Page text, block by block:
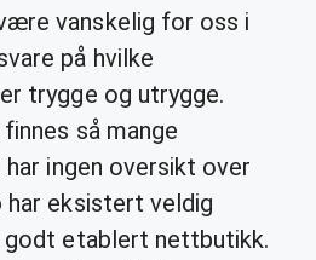
vanskelig for oss i
på hvilke
trygge og utrygge.
så mange
ingen oversikt over
har eksistert veldig
godt etablert nettbutikk.